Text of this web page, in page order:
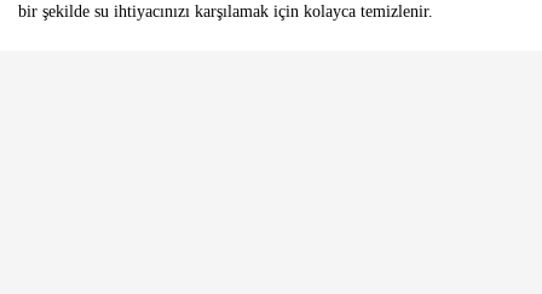
bir şekilde su ihtiyacınızı karşılamak için kolayca temizlenir.